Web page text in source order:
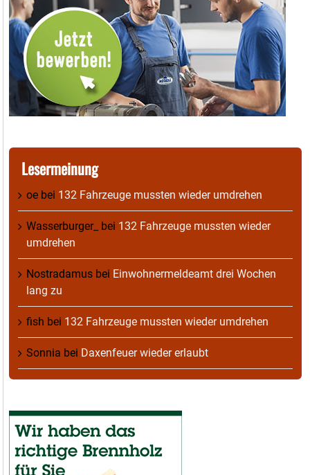
Lesermeinung
oe bei 132 Fahrzeuge mussten wieder umdrehen
Wasserburger_ bei 132 Fahrzeuge mussten wieder
umdrehen
Nostradamus bei Einwohnermeldeamt drei Wochen
lang zu
fish bei 132 Fahrzeuge mussten wieder umdrehen
Sonnia bei Daxenfeuer wieder erlaubt